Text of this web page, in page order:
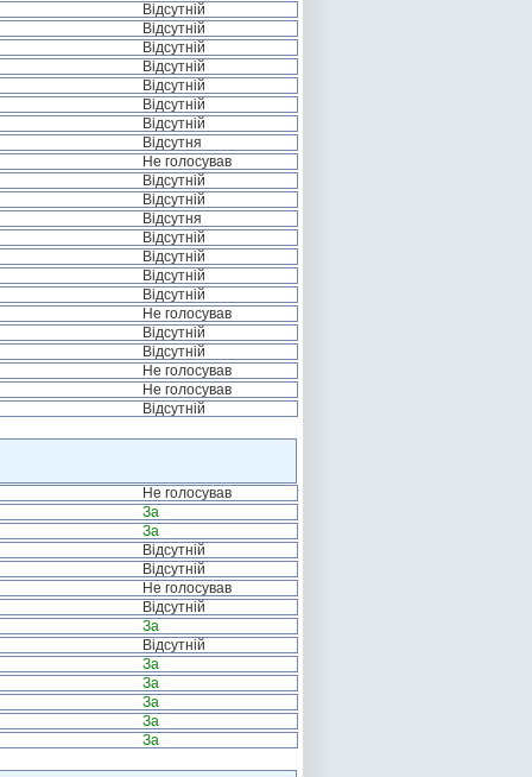
Відсутній
Відсутній
Відсутній
Відсутній
Відсутній
Відсутній
Відсутній
Відсутня
Не голосував
Відсутній
Відсутній
Відсутня
Відсутній
Відсутній
Відсутній
Відсутній
Не голосував
Відсутній
Відсутній
Не голосував
Не голосував
Відсутній
Не голосував
За
За
Відсутній
Відсутній
Не голосував
Відсутній
За
Відсутній
За
За
За
За
За